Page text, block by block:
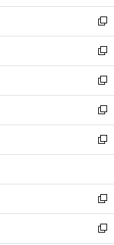
開
く
ウ
で
開
く
ン
ド
ウ
で
開
く
ウ
ィ
ン
ド
ウ
で
開
く
し
い
ウ
ィ
ン
ド
ウ
で
開
く
新
し
い
ウ
ィ
ン
ド
ウ
で
開
新
し
い
ウ
ィ
ン
ド
ウ
開
く
新
し
い
ウ
ィ
ン
ウ
で
開
く
新
し
い
ウ
ン
ド
ウ
で
新
し
ウ
ィ
ン
ド
新
し
い
新